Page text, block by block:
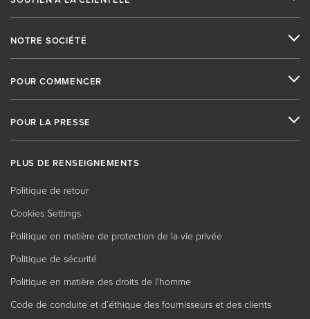
NOTRE SOCIÉTÉ
POUR COMMENCER
POUR LA PRESSE
PLUS DE RENSEIGNEMENTS
Politique de retour
Cookies Settings
Politique en matière de protection de la vie privée
Politique de sécurité
Politique en matière des droits de l'homme
Code de conduite et d’éthique des fournisseurs et des clients